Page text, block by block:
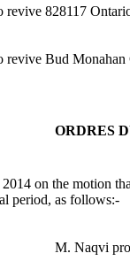
revive 828117
Bud
ORDRES
on the motion
period, as follows:-
M. Naqvi